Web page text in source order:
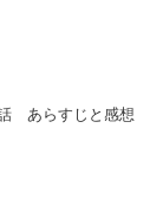
あらすじと感想